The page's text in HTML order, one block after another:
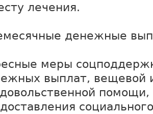
лечения.
денежные
меры
выплат, вещевой